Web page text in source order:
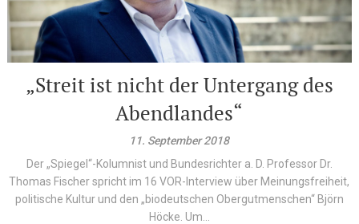
„Streit ist nicht der Untergang des
Abendlandes“
11. September 2018
Der „Spiegel“-Kolumnist und Bundesrichter a. D. Professor Dr.
Thomas Fischer spricht im 16 VOR-Interview über Meinungsfreiheit,
politische Kultur und den „biodeutschen Obergutmenschen“ Björn
Höcke. Um...